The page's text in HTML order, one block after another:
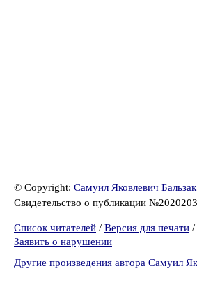
© Copyright: Самуил Яковлевич Бальзак
Свидетельство о публикации
Список читателей / Версия для печати /
Заявить о нарушении
Другие произведения автора Самуил